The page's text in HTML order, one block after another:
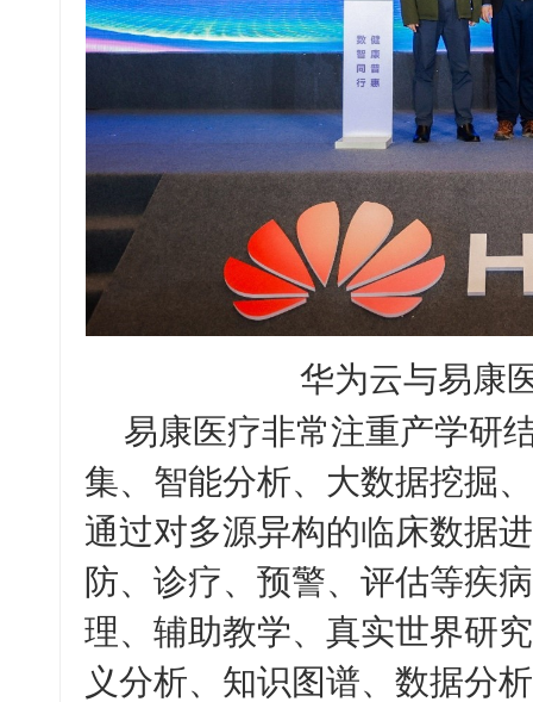
华为云与易康
易康医疗非常注重产学研
集、智能分析、大数据挖掘、
通过对多源异构的临床数据
防、诊疗、预警、评估等疾
理、辅助教学、真实世界研
义分析、知识图谱、数据分